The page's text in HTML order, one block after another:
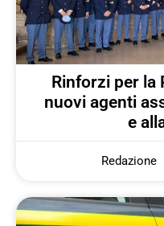
Rinforzi per la
nuovi agenti
e
Redazione